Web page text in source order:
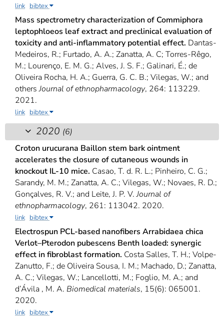
link bibtex
Mass spectrometry characterization of Commiphora
leptophloeos leaf extract and preclinical evaluation of
toxicity and anti-inflammatory potential effect. Dantas-
Medeiros, R.; Furtado, A. A.; Zanatta, A. C; Torres-Rêgo,
M.; Lourenço, E. M. G.; Alves, J. S. F.; Galinari, É.; de
Oliveira Rocha, H. A.; Guerra, G. C. B.; Vilegas, W.; and
othersJournal of ethnopharmacology, 264: 113229.
2021.
link bibtex
2020 (6)
Croton urucurana Baillon stem bark ointment
accelerates the closure of cutaneous wounds in
knockout IL-10 mice. Casao, T. d. R. L.; Pinheiro, C. G.;
Sarandy, M. M.; Zanatta, A. C.; Vilegas, W.; Novaes, R. D.;
Gonçalves, R. V.; and Leite, J. P. V.Journal of
ethnopharmacology, 261: 113042. 2020.
link bibtex
Electrospun PCL-based nanofibers Arrabidaea chica
Verlot–Pterodon pubescens Benth loaded: synergic
effect in fibroblast formation. Costa Salles, T. H.; Volpe-
Zanutto, F.; de Oliveira Sousa, I. M.; Machado, D.; Zanatta,
A. C.; Vilegas, W.; Lancellotti, M.; Foglio, M. A.; and
d’Ávila , M. A. Biomedical materials, 15(6): 065001.
2020.
link bibtex